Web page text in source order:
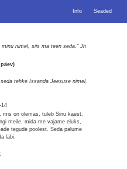
Info Seaded
nimel, siis ma teen seda." Jh
tehke Issanda Jeesuse nimel,
mis on olemas, tuleb Sinu käest.
meile, mida me vajame eluks,
tegude poolest. Seda palume
läbi.